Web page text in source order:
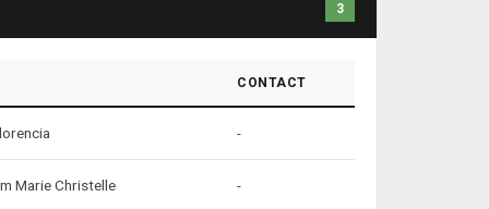
3
CONTACT
-
Marie Christelle -